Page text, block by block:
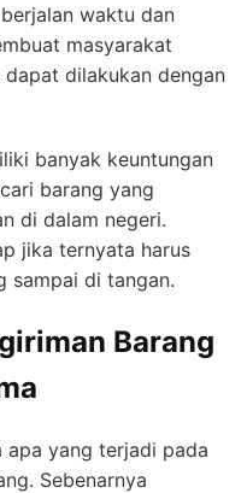
waktu dan
masyarakat
dilakukan dengan
banyak keuntungan
barang yang
di dalam negeri.
jika ternyata harus
sampai di tangan.
Barang
yang terjadi pada
Sebenarnya